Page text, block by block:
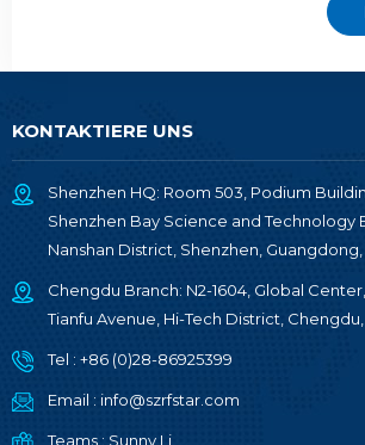
KONTAKTIERE UNS
Shenzhen HQ: Room 503, Podium
Shenzhen Bay Science and Technology
Nanshan District, Shenzhen, Guangdong,
Chengdu Branch: N2-1604, Global
Tianfu Avenue, Hi-Tech District,
Tel : +86 (0)28-86925399
Email : info@szrfstar.com
Teams : Sunny Li